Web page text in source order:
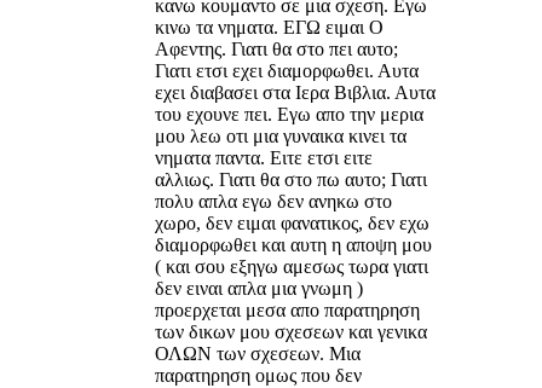
κανω κουμαντο σε μια σχεση. Εγω
κινω τα νηματα. ΕΓΩ ειμαι Ο
Αφεντης. Γιατι θα στο πει αυτο;
Γιατι ετσι εχει διαμορφωθει. Αυτα
εχει διαβασει στα Ιερα Βιβλια. Αυτα
του εχουνε πει. Εγω απο την μερια
μου λεω οτι μια γυναικα κινει τα
νηματα παντα. Ειτε ετσι ειτε
αλλιως. Γιατι θα στο πω αυτο; Γιατι
πολυ απλα εγω δεν ανηκω στο
χωρο, δεν ειμαι φανατικος, δεν εχω
διαμορφωθει και αυτη η αποψη μου
( και σου εξηγω αμεσως τωρα γιατι
δεν ειναι απλα μια γνωμη )
προερχεται μεσα απο παρατηρηση
των δικων μου σχεσεων και γενικα
ΟΛΩΝ των σχεσεων. Μια
παρατηρηση ομως που δεν